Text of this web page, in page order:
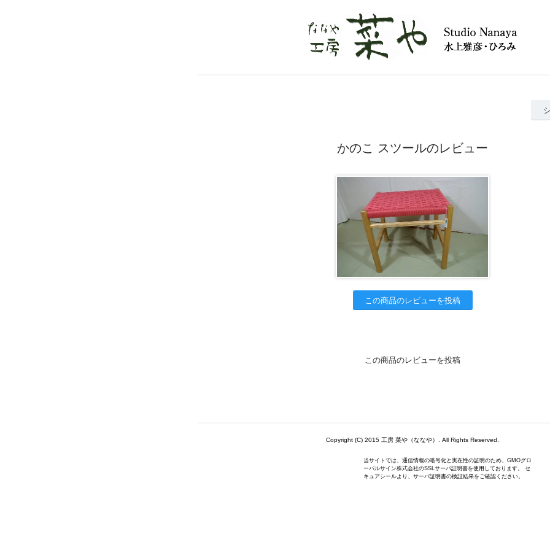
かのこ スツールのレビュー
この商品のレビューを投稿
この商品のレビューを投稿
Copyright (C) 2015 工房 菜や（ななや）. All Rights Reserved.
当サイトでは、通信情報の暗号化と実在性の証明のため、GMOグロ
ーバルサイン株式会社のSSLサーバ証明書を使用しております。 セ
キュアシールより、サーバ証明書の検証結果をご確認ください。